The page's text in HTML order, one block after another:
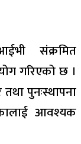
संक्रमित
गरिएको छ ।
पुनःस्थापना
आवश्यक